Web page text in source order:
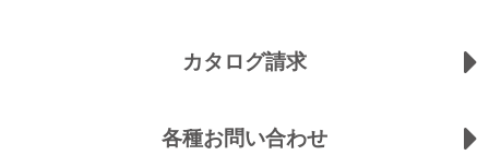
カタログ請求
各種お問い合わせ